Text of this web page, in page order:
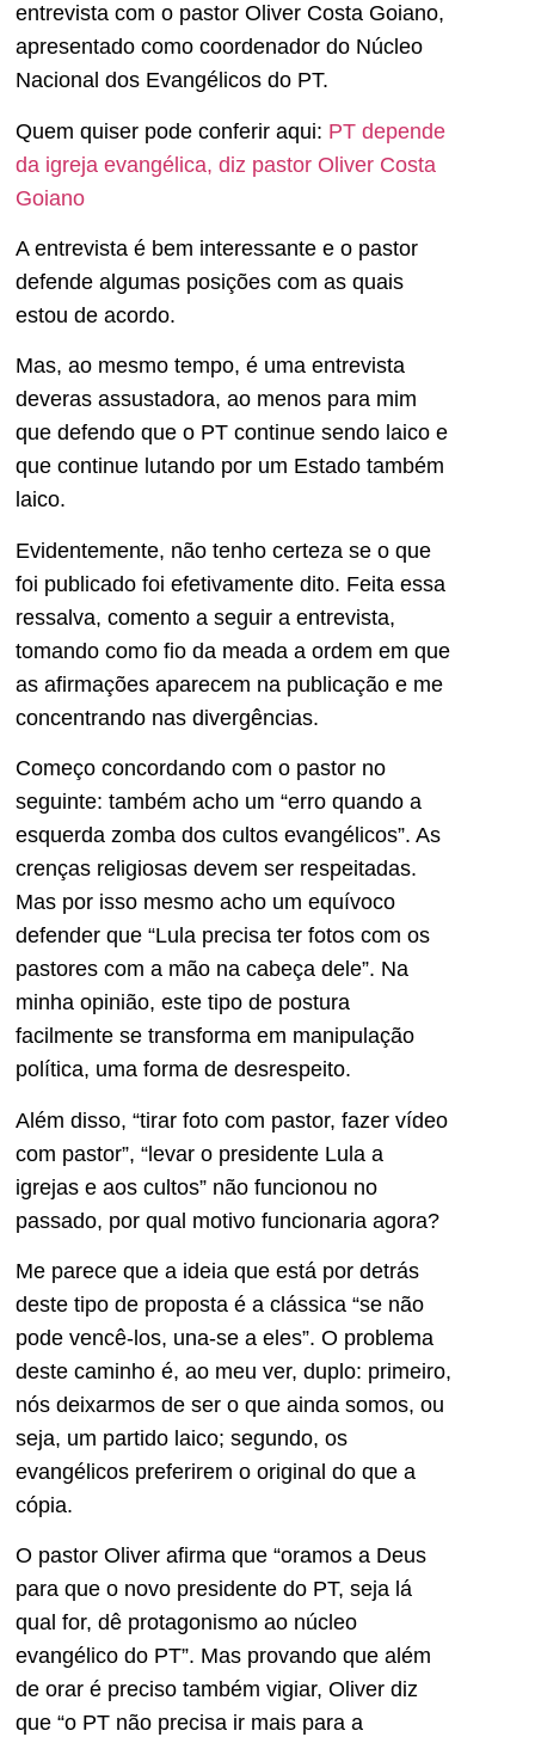
entrevista com o pastor Oliver Costa Goiano,
apresentado como coordenador do Núcleo
Nacional dos Evangélicos do PT.
Quem quiser pode conferir aqui: PT depende
da igreja evangélica, diz pastor Oliver Costa
Goiano
A entrevista é bem interessante e o pastor
defende algumas posições com as quais
estou de acordo.
Mas, ao mesmo tempo, é uma entrevista
deveras assustadora, ao menos para mim
que defendo que o PT continue sendo laico e
que continue lutando por um Estado também
laico.
Evidentemente, não tenho certeza se o que
foi publicado foi efetivamente dito. Feita essa
ressalva, comento a seguir a entrevista,
tomando como fio da meada a ordem em que
as afirmações aparecem na publicação e me
concentrando nas divergências.
Começo concordando com o pastor no
seguinte: também acho um “erro quando a
esquerda zomba dos cultos evangélicos”. As
crenças religiosas devem ser respeitadas.
Mas por isso mesmo acho um equívoco
defender que “Lula precisa ter fotos com os
pastores com a mão na cabeça dele”. Na
minha opinião, este tipo de postura
facilmente se transforma em manipulação
política, uma forma de desrespeito.
Além disso, “tirar foto com pastor, fazer vídeo
com pastor”, “levar o presidente Lula a
igrejas e aos cultos” não funcionou no
passado, por qual motivo funcionaria agora?
Me parece que a ideia que está por detrás
deste tipo de proposta é a clássica “se não
pode vencê-los, una-se a eles”. O problema
deste caminho é, ao meu ver, duplo: primeiro,
nós deixarmos de ser o que ainda somos, ou
seja, um partido laico; segundo, os
evangélicos preferirem o original do que a
cópia.
O pastor Oliver afirma que “oramos a Deus
para que o novo presidente do PT, seja lá
qual for, dê protagonismo ao núcleo
evangélico do PT”. Mas provando que além
de orar é preciso também vigiar, Oliver diz
que “o PT não precisa ir mais para a